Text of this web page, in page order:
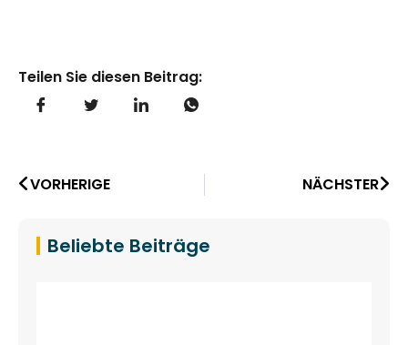
Teilen Sie diesen Beitrag:
VORHERIGE NÄCHSTER
Beliebte Beiträge